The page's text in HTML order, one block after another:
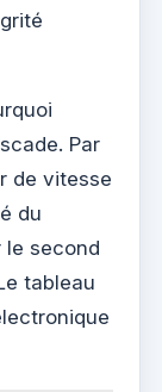
Par
de vitesse
du
le second
tableau